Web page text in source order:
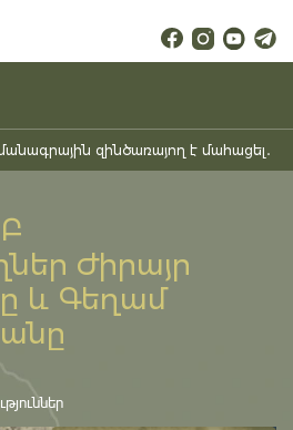
զինծառայող է մահացել․
Ժիրայր
և Գեղամ